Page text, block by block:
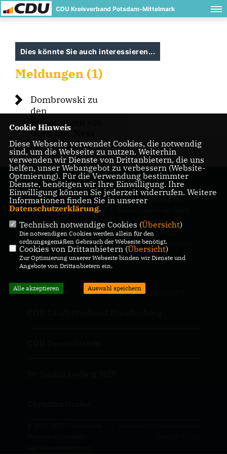
CDU Kreisverband Potsdam-Mittelmark
Dies könnte Sie auch interessieren...
Meldungen (1)
Dombrowski zu
den
Äußerungen von
Nord und Ness
Der CDU-Kreisverband Potsdam-Mittelmark und die
CDU-Fraktion im Kreistag stellen ihre Arbeit vor.
Kreisvorsitzender ist der 1. Beigeordnete der Stadt
Werder (Havel) Christian Große, Werder (Havel).
Landkreis Potsdam Mittelmark, Belzig, Beelitz,
Teltow, Kleinmachnow, Stahnsdorf, Schwielowsee,
Treuenbrietzen
IMPRESSUM DATENSCHUTZ
Cookie Hinweis
Diese Webseite verwendet Cookies, die notwendig
sind, um die Webseite zu nutzen. Weiterhin
verwenden wir Dienste von Drittanbietern, die uns
helfen, unser Webangebot zu verbessern (Website-
Optmierung). Für die Verwendung bestimmter
Dienste, benötigen wir Ihre Einwilligung. Ihre
Einwilligung können Sie jederzeit widerrufen. Weitere
Informationen finden Sie in unserer
Datenschutzerklärung.
Technisch notwendige Cookies (Übersicht)
Die notwendigen Cookies werden allein für den
ordnungsgemäßen Gebrauch der Webseite benötigt.
Cookies von Drittanbietern (Übersicht)
Zur Optimierung unserer Webseite binden wir Dienste und
Angebote von Drittanbietern ein.
Alle akzeptieren Auswahl speichern